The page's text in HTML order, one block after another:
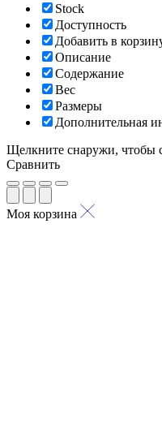
Stock
Доступность
Добавить в
Описание
Содержание
Вес
Размеры
Дополнительная
Щелкните снаружи, чтобы
Сравнить
Моя корзина